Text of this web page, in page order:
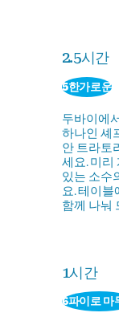
2.5시간
5한가로운
두바이에
하나인 셰
안 트라토
세요. 미리
있는 소수
요. 테이
함께 나눠
1시간
6파이로 마